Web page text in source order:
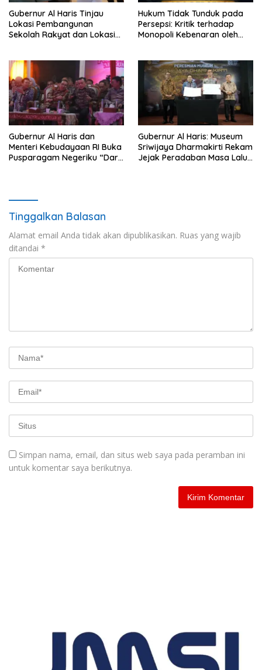
Gubernur Al Haris Tinjau
Lokasi Pembangunan
Sekolah Rakyat dan Lokasi
Hukum Tidak Tunduk pada
Persepsi: Kritik terhadap
Monopoli Kebenaran oleh
Gubernur Al Haris dan
Menteri Kebudayaan RI Buka
Pusparagam Negeriku “Dari
Gubernur Al Haris: Museum
Sriwijaya Dharmakirti Rekam
Jejak Peradaban Masa Lalu
Tinggalkan Balasan
Alamat email Anda tidak akan dipublikasikan. Ruas yang wajib
ditandai *
Simpan nama, email, dan situs web saya pada peramban ini
untuk komentar saya berikutnya.